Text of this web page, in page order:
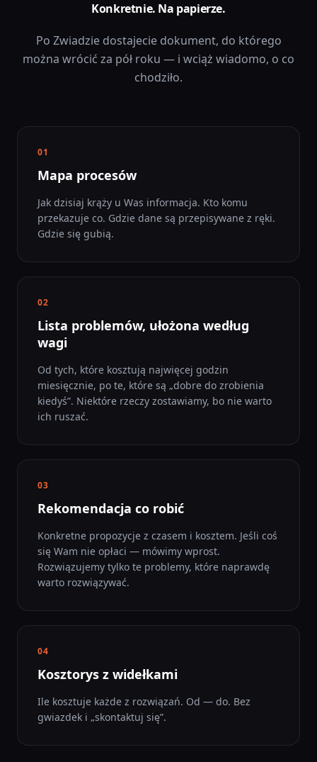
Konkretnie. Na papierze.
Po Zwiadzie dostajecie dokument, do którego
można wrócić za pół roku — i wciąż wiadomo, o co
chodziło.
01
Mapa procesów
Jak dzisiaj krąży u Was informacja. Kto komu
przekazuje co. Gdzie dane są przepisywane z ręki.
Gdzie się gubią.
02
Lista problemów, ułożona według
wagi
Od tych, które kosztują najwięcej godzin
miesięcznie, po te, które są „dobre do zrobienia
kiedyś”. Niektóre rzeczy zostawiamy, bo nie warto
ich ruszać.
03
Rekomendacja co robić
Konkretne propozycje z czasem i kosztem. Jeśli coś
się Wam nie opłaci — mówimy wprost.
Rozwiązujemy tylko te problemy, które naprawdę
warto rozwiązywać.
04
Kosztorys z widełkami
Ile kosztuje każde z rozwiązań. Od — do. Bez
gwiazdek i „skontaktuj się”.